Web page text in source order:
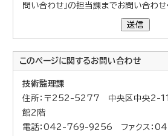
問い合わせ」の担当課までお問い合わせ
送信
このページに関するお問い合わせ
技術監理課
住所：〒252-5277 中央区中央2-
館2階
電話：042-769-9256 ファクス：